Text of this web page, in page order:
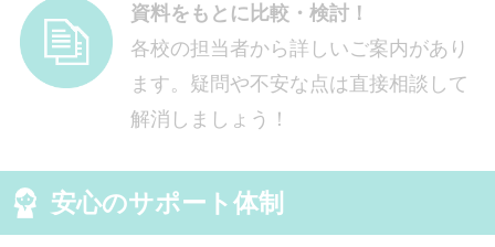
資料をもとに比較・検討！
各校の担当者から詳しいご案内があり
ます。疑問や不安な点は直接相談して
解消しましょう！
安心のサポート体制